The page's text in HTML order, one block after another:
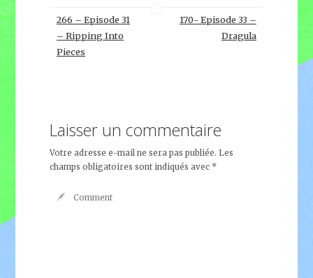
266 – Episode 31
– Ripping Into
Pieces
170- Episode 33 –
Dragula
Laisser un commentaire
Votre adresse e-mail ne sera pas publiée. Les
champs obligatoires sont indiqués avec *